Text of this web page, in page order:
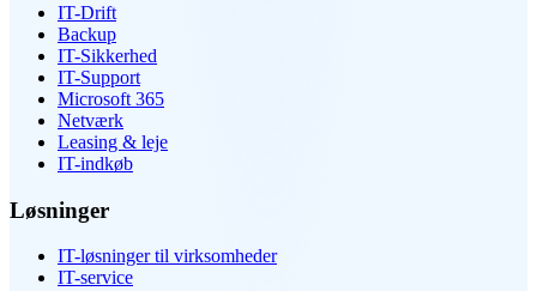
IT-Drift
Backup
IT-Sikkerhed
IT-Support
Microsoft 365
Netværk
Leasing & leje
IT-indkøb
Løsninger
IT-løsninger til virksomheder
IT-service